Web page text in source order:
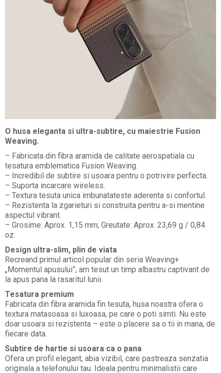
O husa eleganta si ultra-subtire, cu maiestrie Fusion
Weaving.
– Fabricata din fibra aramida de calitate aerospatiala cu
tesatura emblematica Fusion Weaving.
– Incredibil de subtire si usoara pentru o potrivire perfecta.
– Suporta incarcare wireless.
– Textura tesuta unica imbunatateste aderenta si confortul.
– Rezistenta la zgarieturi si construita pentru a-si mentine
aspectul vibrant.
– Grosime: Aprox. 1,15 mm; Greutate: Aprox. 23,69 g / 0,84
oz.
Design ultra-slim, plin de viata
Recreand primul articol popular din seria Weaving+
„Momentul apusului”, am tesut un timp albastru captivant de
la apus pana la rasaritul lunii.
Tesatura premium
Fabricata din fibra aramida fin tesuta, husa noastra ofera o
textura matasoasa si luxoasa, pe care o poti simti. Nu este
doar usoara si rezistenta – este o placere sa o tii in mana, de
fiecare data.
Subtire de hartie si usoara ca o pana
Ofera un profil elegant, abia vizibil, care pastreaza senzatia
originala a telefonului tau. Ideala pentru minimalistii care